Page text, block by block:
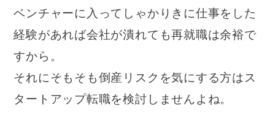
ベンチャーに入ってしゃかりきに仕事をした
経験があれば会社が潰れても再就職は余裕で
すから。
それにそもそも倒産リスクを気にする方はス
タートアップ転職を検討しませんよね。